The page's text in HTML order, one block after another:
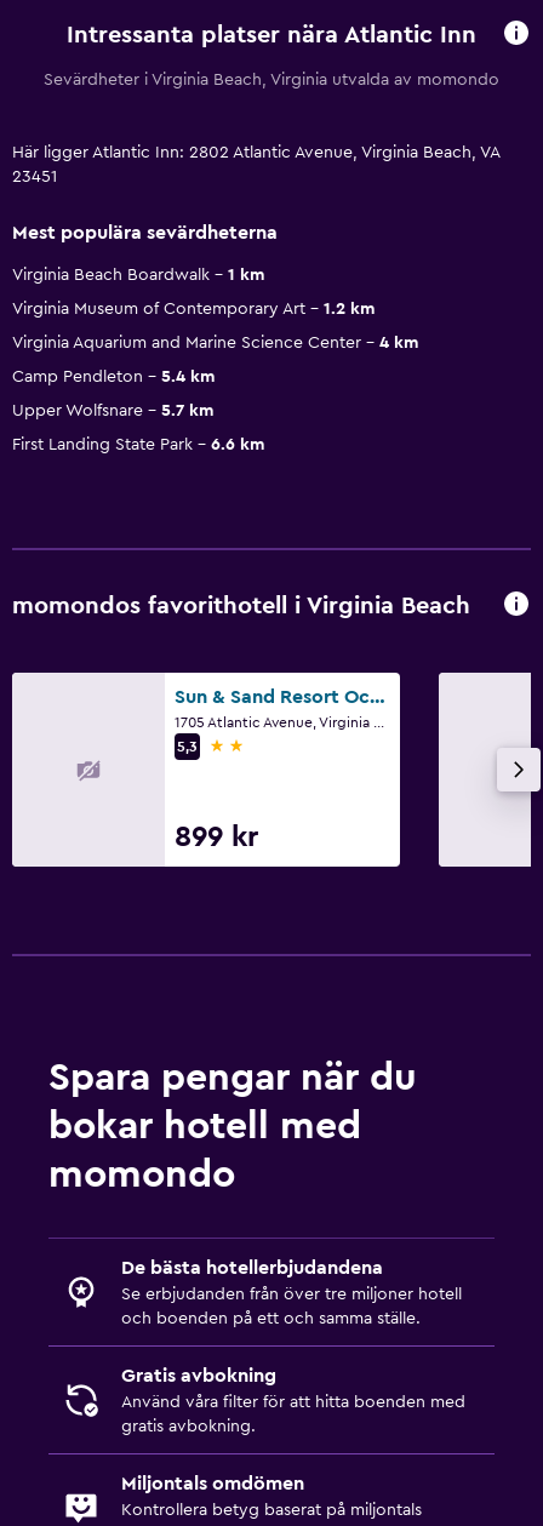
Intressanta platser nära Atlantic Inn
Sevärdheter i Virginia Beach, Virginia utvalda av momondo
Här ligger Atlantic Inn: 2802 Atlantic Avenue, Virginia Beach, VA
23451
Mest populära sevärdheterna
Virginia Beach Boardwalk
1 km
Virginia Museum of Contemporary Art
1.2 km
Virginia Aquarium and Marine Science Center
4 km
Camp Pendleton
5.4 km
Upper Wolfsnare
5.7 km
First Landing State Park
6.6 km
momondos favorithotell i Virginia Beach
Sun & Sand Resort Oceanfront Suites
5,3
2 stjärnor
899 kr
Spara pengar när du
bokar hotell med
momondo
De bästa hotellerbjudandena
Se erbjudanden från över tre miljoner hotell
och boenden på ett och samma ställe.
Gratis avbokning
Använd våra filter för att hitta boenden med
gratis avbokning.
Miljontals omdömen
Kontrollera betyg baserat på miljontals